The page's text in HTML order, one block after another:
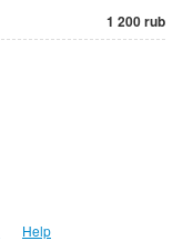
1 200 rub
Help